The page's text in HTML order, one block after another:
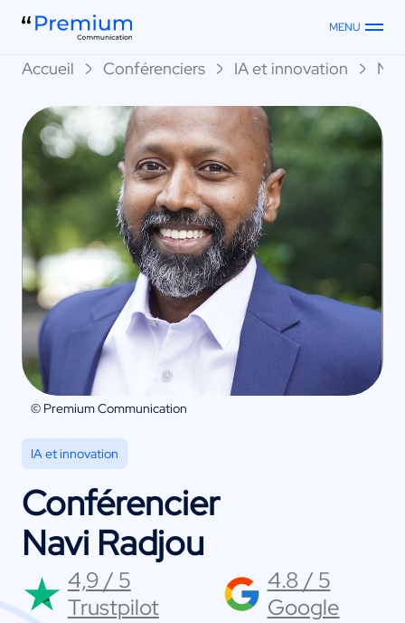
MENU
Accueil Conférenciers IA et innovation
© Premium Communication
IA et innovation
Conférencier
Navi Radjou
4,9 / 5
Trustpilot
4.8 / 5
Google